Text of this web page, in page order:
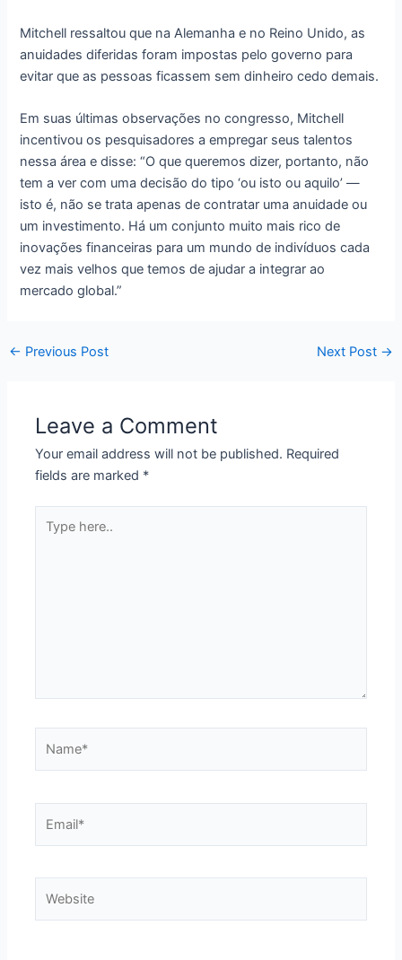
Mitchell ressaltou que na Alemanha e no Reino Unido, as
anuidades diferidas foram impostas pelo governo para
evitar que as pessoas ficassem sem dinheiro cedo demais.
Em suas últimas observações no congresso, Mitchell
incentivou os pesquisadores a empregar seus talentos
nessa área e disse: “O que queremos dizer, portanto, não
tem a ver com uma decisão do tipo ‘ou isto ou aquilo’ —
isto é, não se trata apenas de contratar uma anuidade ou
um investimento. Há um conjunto muito mais rico de
inovações financeiras para um mundo de indivíduos cada
vez mais velhos que temos de ajudar a integrar ao
mercado global.”
← Previous Post Next Post →
Leave a Comment
Your email address will not be published. Required
fields are marked *
here..